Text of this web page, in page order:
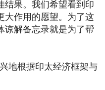
结果。我们希望看到印
大作用的愿望。为了这
谅解备忘录就是为了帮
地根据印太经济框架与